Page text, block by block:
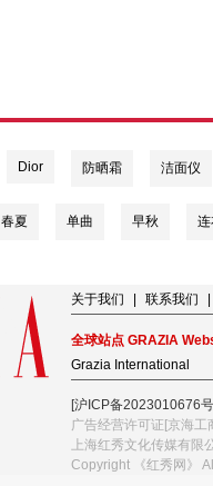
Dior 防晒霜 洁面仪
春夏 单曲 早秋
关于我们 联系我们
全球站点 GRAZIA
Grazia International
[沪ICP备2023010676
广告经营许可证[京海
上海红秀文化传媒有限
Copyright 《红秀网》